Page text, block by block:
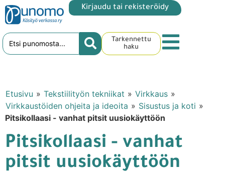
Kirjaudu tai rekisteröidy
Tarkennettu
haku
Etusivu » Tekstiilityön tekniikat » Virkkaus »
Virkkaustöiden ohjeita ja ideoita » Sisustus ja koti »
Pitsikollaasi - vanhat pitsit uusiokäyttöön
Pitsikollaasi - vanhat
pitsit uusiokäyttöön